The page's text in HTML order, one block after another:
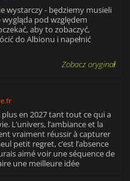
wystarczy - będziemy musieli
pod względem
aby to zobaczyć,
do Albionu i napełnić
Zobacz oryginał
plus en 2027 tant tout ce qui a
L’univers, l’ambiance et la
vraiment réussir à capturer
petit regret, c’est l’absence
aimé voir une séquence de
une meilleure idée